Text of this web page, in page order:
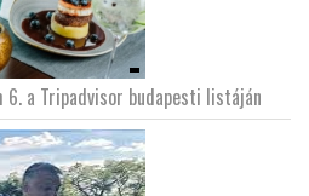
a Tripadvisor budapesti listáján